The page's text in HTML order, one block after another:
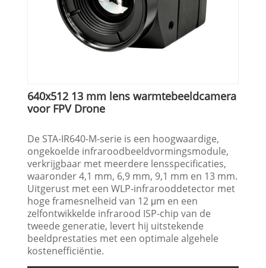
640x512 13 mm lens warmtebeeldcamera
voor FPV Drone
De STA-IR640-M-serie is een hoogwaardige,
ongekoelde infraroodbeeldvormingsmodule,
verkrijgbaar met meerdere lensspecificaties,
waaronder 4,1 mm, 6,9 mm, 9,1 mm en 13 mm.
Uitgerust met een WLP-infrarooddetector met
hoge framesnelheid van 12 μm en een
zelfontwikkelde infrarood ISP-chip van de
tweede generatie, levert hij uitstekende
beeldprestaties met een optimale algehele
kostenefficiëntie.